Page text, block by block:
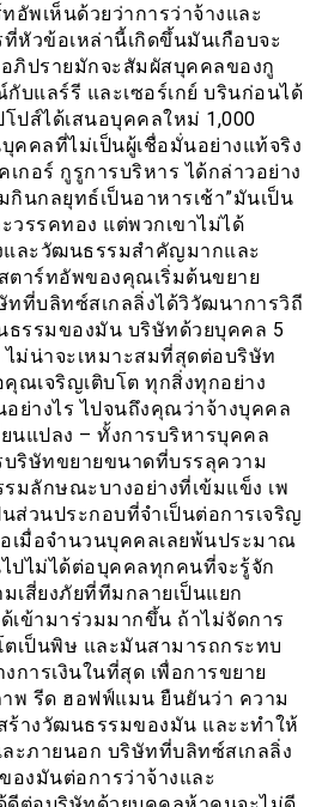
พเห็นด้วยว่าการว่าจ้างและ
หัวข้อเหล่านี้เกิดขึ้นมันเกือบจะ
อภิปรายมักจะสัมผัสบุคคลของกู
บแลร์รี และเซอร์เกย์ บรินก่อนได้
ปส์ได้เสนอบุคคลใหม่ 1,000
คคลที่ไม่เป็นผู้เชื่อมั่นอย่างแท้จริง
เกอร์ กูรูการบริหาร ได้กล่าวอย่าง
กินกลยุทธ์เป็นอาหารเช้า”มันเป็น
วรรคทอง แต่พวกเขาไม่ได้
และวัฒนธรรมสำคัญมากและ
ตาร์ทอัพของคุณเริ่มต้นขยาย
ทที่บลิทซ์สเกลลิ่งได้วิวัฒนาการวิถี
ธรรมของมัน บริษัทด้วยบุคคล 5
ไม่น่าจะเหมาะสมที่สุดต่อบริษัท
ณเจริญเติบโต ทุกสิ่งทุกอย่าง
ย่างไร ไปจนถึงคุณว่าจ้างบุคคล
นแปลง – ทั้งการบริหารบุคคล
บริษัทขยายขนาดที่บรรลุความ
มลักษณะบางอย่างที่เข้มแข็ง เพ
ส่วนประกอบที่จำเป็นต่อการเจริญ
เมื่อจำนวนบุคคลเลยพ้นประมาณ
ปไม่ได้ต่อบุคคลทุกคนที่จะรู้จัก
เสี่ยงภัยที่ทีมกลายเป็นแยก
เข้ามาร่วมมากขึ้น ถ้าไม่จัดการ
ตเป็นพิษ และมันสามารถกระทบ
การเงินในที่สุด เพื่อการขยาย
พ รีด ฮอฟฟ์แมน ยืนยันว่า ความ
ร้างวัฒนธรรมของมัน และะทำให้
ะภายนอก บริษัทที่บลิทซ์สเกลลิ่ง
องมันต่อการว่าจ้างและ